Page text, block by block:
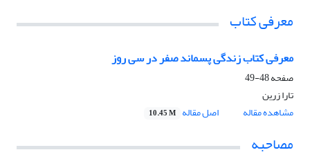
معرفی کتاب
معرفی کتاب زندگی پسماند صفر در سی روز
صفحه48-49
تارا زرین
مشاهده مقاله
اصل مقاله 10.45 M
مصاحبه